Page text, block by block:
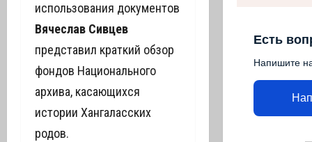
использования документов
Вячеслав Сивцев
представил краткий обзор
фондов Национального
архива, касающихся
истории Хангаласских
родов.
Есть
Напишите